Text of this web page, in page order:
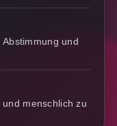
und
menschlich zu